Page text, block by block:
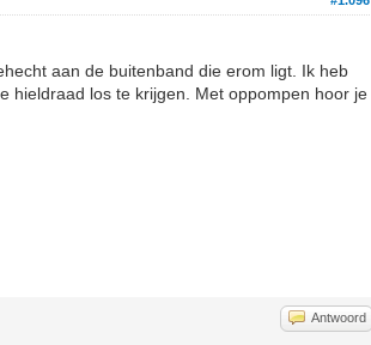
aan de buitenband die erom ligt. Ik heb
hieldraad los te krijgen. Met oppompen hoor je
Antwoord